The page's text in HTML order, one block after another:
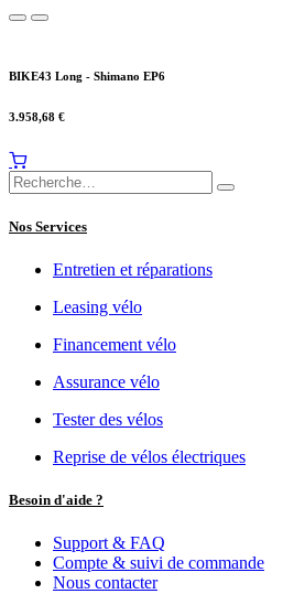
BIKE43 Long - Shimano EP6
3.958,68 €
Nos Services
Entretien et réparations
Leasing vélo
Financement vélo
Assurance vélo
Tester des vélos
Reprise de vélos électriques
Besoin d'aide ?
Support & FAQ
Compte & suivi de commande
Nous contacter